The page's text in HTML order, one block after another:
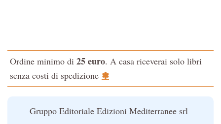
L'Opera Segreta
La Fonte del Benessere
Nonsoloscienza
Opere di Julius Evola
La Cabala
Il potere del serpente
Ordine minimo di 25 euro. A casa riceverai solo libri
senza costi di spedizione ✽
Gruppo Editoriale Edizioni Mediterranee srl